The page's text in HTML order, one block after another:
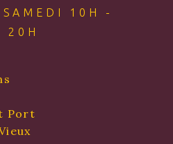
10H -
20H
Port